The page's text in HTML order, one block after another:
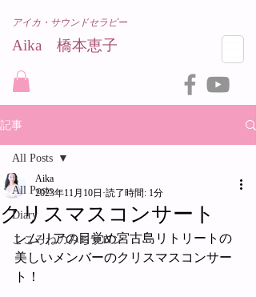
Aika 橋本恵子​
アイカ・サウンドセラピー
記事
All Posts
Diary
こころねのみちサロン
All Posts
クリスマスコンサート
Aika
2023年11月10日 読了時間: 1分
レムリアの目覚め宮古島リトリートの
美しいメンバーのクリスマスコンサー
ト！